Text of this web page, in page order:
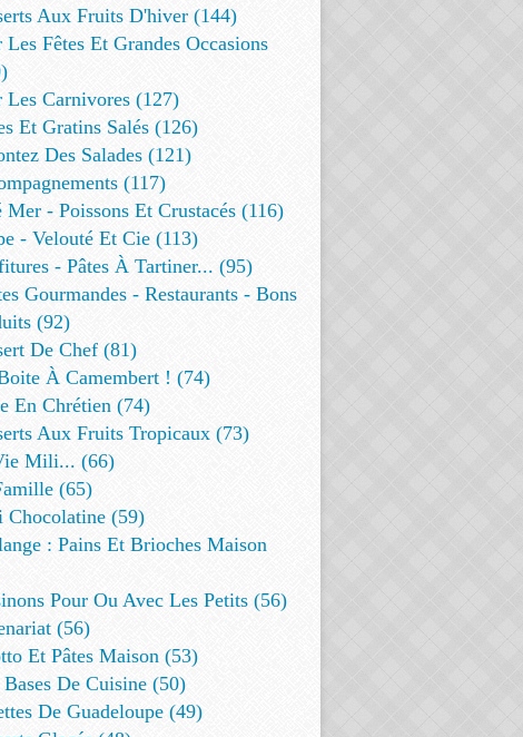
Aux Fruits D'hiver (144)
Les Fêtes Et Grandes Occasions
Les Carnivores (127)
Et Gratins Salés (126)
Des Salades (121)
(117)
Mer - Poissons Et Crustacés (116)
- Velouté Et Cie (113)
- Pâtes À Tartiner... (95)
Gourmandes - Restaurants - Bons
(92)
De Chef (81)
À Camembert ! (74)
En Chrétien (74)
Aux Fruits Tropicaux (73)
Mili... (66)
(65)
Chocolatine (59)
: Pains Et Brioches Maison
Pour Ou Avec Les Petits (56)
(56)
Et Pâtes Maison (53)
De Cuisine (50)
De Guadeloupe (49)